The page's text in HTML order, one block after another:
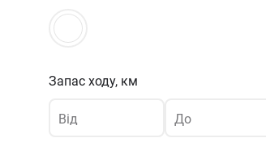
Запас ходу, км
Від До